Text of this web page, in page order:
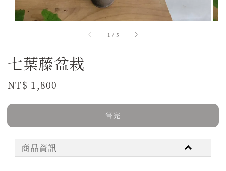
1 / 5
七葉藤盆栽
Regular
NT$ 1,800
售完
商品資訊